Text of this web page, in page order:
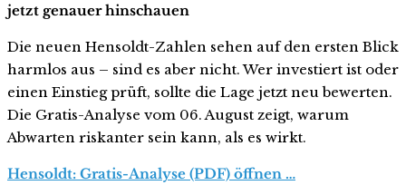
jetzt genauer hinschauen
Die neuen Hensoldt-Zahlen sehen auf den ersten Blick
harmlos aus – sind es aber nicht. Wer investiert ist oder
einen Einstieg prüft, sollte die Lage jetzt neu bewerten.
Die Gratis-Analyse vom 06. August zeigt, warum
Abwarten riskanter sein kann, als es wirkt.
Hensoldt: Gratis-Analyse (PDF) öffnen …